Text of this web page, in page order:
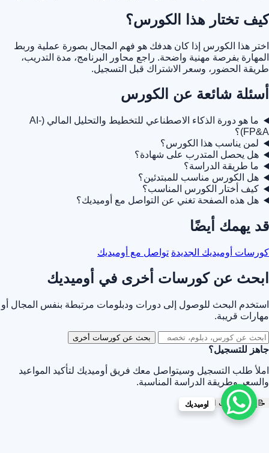
كيف تختار هذا الكورس؟
اختر هذا الكورس إذا كان هدفك هو فهم المجال بصورة عملية وربط
المهارة بفرصة مهنية واضحة. راجع محاور البرنامج، مدة التدريب،
طريقة الحضور، وسعر الاشتراك قبل التسجيل.
أسئلة شائعة عن الكورس
ما هو دورة الذكاء الاصطناعي للتخطيط والتحليل المالي (AI-
FP&A)؟
لمن يناسب هذا الكورس؟
هل يحصل المتدرب على شهادة؟
ما طريقة الدراسة؟
هل الكورس مناسب للمبتدئين؟
كيف أختار الكورس المناسب؟
هل هذه الصفحة تغني عن التواصل مع أوميديك؟
قد يهمك أيضًا
كورسات أوميديك الجديدة تواصل مع أوميديك
ابحث عن كورسات أخرى في أوميديك
استخدم البحث للوصول إلى دورات ودبلومات مرتبطة بنفس المجال أو
مهارات قريبة.
بحث عن كورسات أخرى
جاهز للتسجيل؟
املأ طلب التسجيل وسيتواصل معك فريق أوميديك لتأكيد المواعيد
والسعر وطريقة الدراسة المناسبة.
📝 إرسال طلب التسجيل
اوميديك